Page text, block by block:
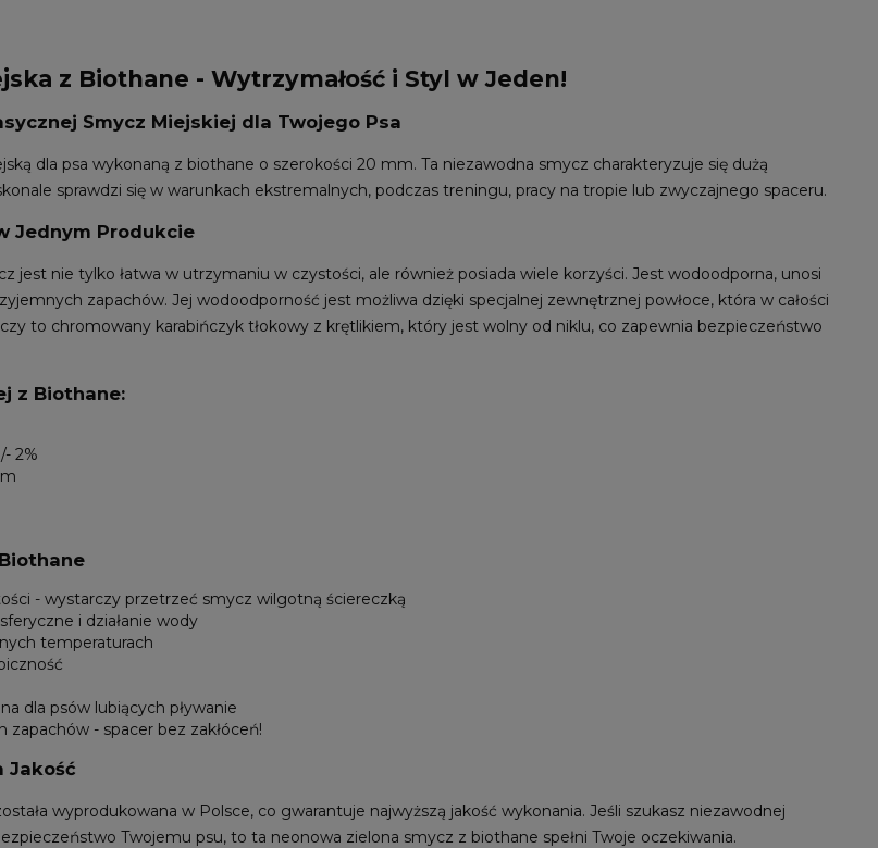
z Biothane - Wytrzymałość i Styl w Jeden!
Smycz Miejskiej dla Twojego Psa
dla psa wykonaną z biothane o szerokości 20 mm. Ta niezawodna smycz charakteryzuje się dużą
sprawdzi się w warunkach ekstremalnych, podczas treningu, pracy na tropie lub zwyczajnego spaceru.
Jednym Produkcie
jest nie tylko łatwa w utrzymaniu w czystości, ale również posiada wiele korzyści. Jest wodoodporna, unosi
zapachów. Jej wodoodporność jest możliwa dzięki specjalnej zewnętrznej powłoce, która w całości
to chromowany karabińczyk tłokowy z krętlikiem, który jest wolny od niklu, co zapewnia bezpieczeństwo
z Biothane:
2%
- wystarczy przetrzeć smycz wilgotną ściereczką
i działanie wody
temperaturach
dla psów lubiących pływanie
zapachów - spacer bez zakłóceń!
Jakość
wyprodukowana w Polsce, co gwarantuje najwyższą jakość wykonania. Jeśli szukasz niezawodnej
Twojemu psu, to ta neonowa zielona smycz z biothane spełni Twoje oczekiwania.